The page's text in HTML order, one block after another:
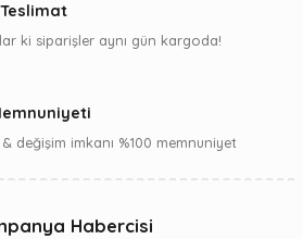
Teslimat
ki siparişler aynı gün kargoda!
değişim imkanı %100 memnuniyet
Habercisi